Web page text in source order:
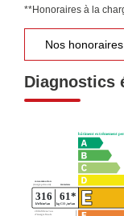
**Honoraires à la
Nos honoraires
Diagnostics